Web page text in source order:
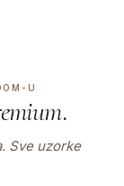
U
.
Sve uzorke